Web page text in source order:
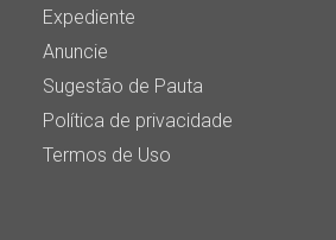
Expediente
Anuncie
Sugestão de Pauta
Política de privacidade
Termos de Uso